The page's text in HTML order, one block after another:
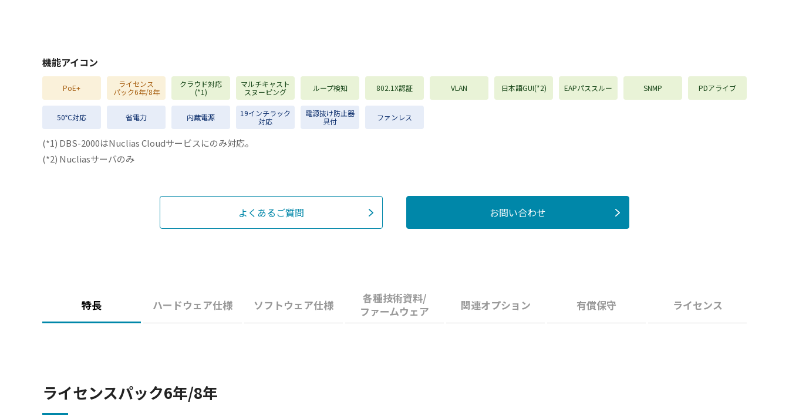
機能アイコン
PoE+
ライセンス
パック6年/8年
クラウド対応
(*1)
マルチキャスト
スヌーピング
ループ検知 802.1X認証 VLAN 日本語GUI(*2) EAPパススルー SNMP PDアライブ
50℃対応 省電力 内蔵電源
19インチラック
対応
電源抜け防止器
具付
ファンレス
(*1) DBS-2000はNuclias Cloudサービスにのみ対応。
(*2) Nucliasサーバのみ
よくあるご質問 お問い合わせ
特長 ハードウェア仕様 ソフトウェア仕様
各種技術資料/
ファームウェア
関連オプション 有償保守 ライセンス
ライセンスパック6年/8年